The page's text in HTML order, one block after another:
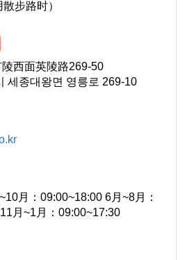
步路时）
西面英陵路269-50
세종대왕면 영릉로 269-10
月：09:00~18:00 6月~8月：
月~1月：09:00~17:30